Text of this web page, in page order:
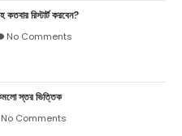
রিস্টার্ট করবেন?
No Comments
স্তর ভিত্তিক
No Comments